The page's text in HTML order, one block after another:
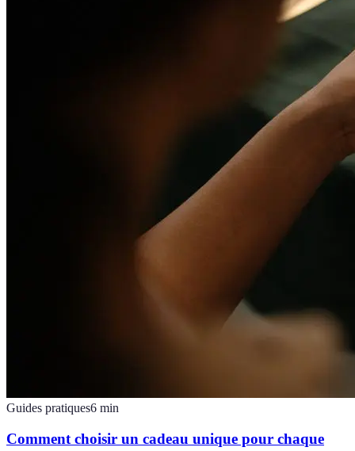
Guides pratiques6 min
Comment choisir un cadeau unique pour chaque